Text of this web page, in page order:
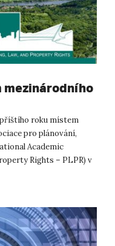
mezinárodního
roku místem
pro plánování,
Academic
Rights – PLPR) v